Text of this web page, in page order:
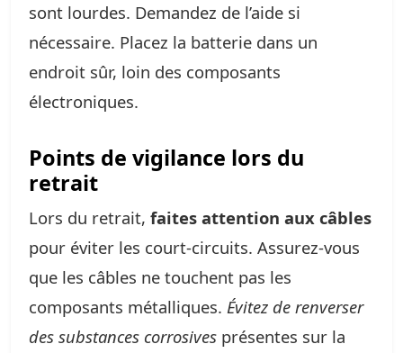
sont lourdes. Demandez de l’aide si
nécessaire. Placez la batterie dans un
endroit sûr, loin des composants
électroniques.
Points de vigilance lors du
retrait
Lors du retrait, faites attention aux câbles
pour éviter les court-circuits. Assurez-vous
que les câbles ne touchent pas les
composants métalliques. Évitez de renverser
des substances corrosives présentes sur la